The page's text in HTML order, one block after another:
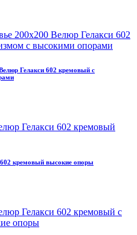
Гелакси 602 кремовый с
кремовый высокие опоры